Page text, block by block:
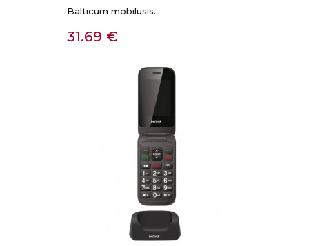
Balticum mobilusis...
Kaina
31.69 €